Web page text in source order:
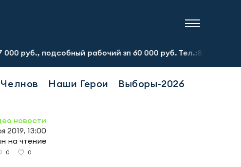
рабочий зп 60 000 руб. Тел.:8-917-913-20-71
Наши Герои Выборы-2026
новости
2019, 13:00
на чтение
0 0